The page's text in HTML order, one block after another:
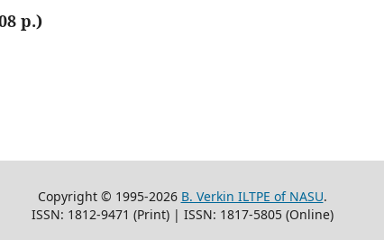
р.)
Copyright © 1995-2026 B. Verkin ILTPE of NASU.
ISSN: 1812-9471 (Print) | ISSN: 1817-5805 (Online)